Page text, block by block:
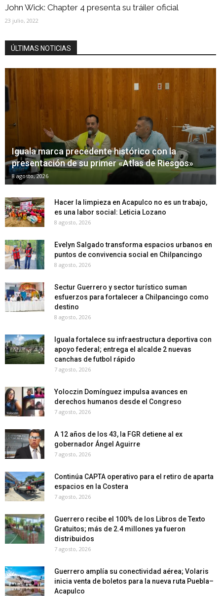
John Wick: Chapter 4 presenta su tráiler oficial
23 julio, 2022
ÚLTIMAS NOTICIAS
Iguala marca precedente histórico con la
presentación de su primer «Atlas de Riesgos»
8 agosto, 2026
Hacer la limpieza en Acapulco no es un trabajo,
es una labor social: Leticia Lozano
8 agosto, 2026
Evelyn Salgado transforma espacios urbanos en
puntos de convivencia social en Chilpancingo
8 agosto, 2026
Sectur Guerrero y sector turístico suman
esfuerzos para fortalecer a Chilpancingo como
destino
8 agosto, 2026
Iguala fortalece su infraestructura deportiva con
apoyo federal; entrega el alcalde 2 nuevas
canchas de futbol rápido
7 agosto, 2026
Yoloczin Domínguez impulsa avances en
derechos humanos desde el Congreso
7 agosto, 2026
A 12 años de los 43, la FGR detiene al ex
gobernador Ángel Aguirre
7 agosto, 2026
Continúa CAPTA operativo para el retiro de aparta
espacios en la Costera
7 agosto, 2026
Guerrero recibe el 100% de los Libros de Texto
Gratuitos; más de 2.4 millones ya fueron
distribuidos
7 agosto, 2026
Guerrero amplía su conectividad aérea; Volaris
inicia venta de boletos para la nueva ruta Puebla–
Acapulco